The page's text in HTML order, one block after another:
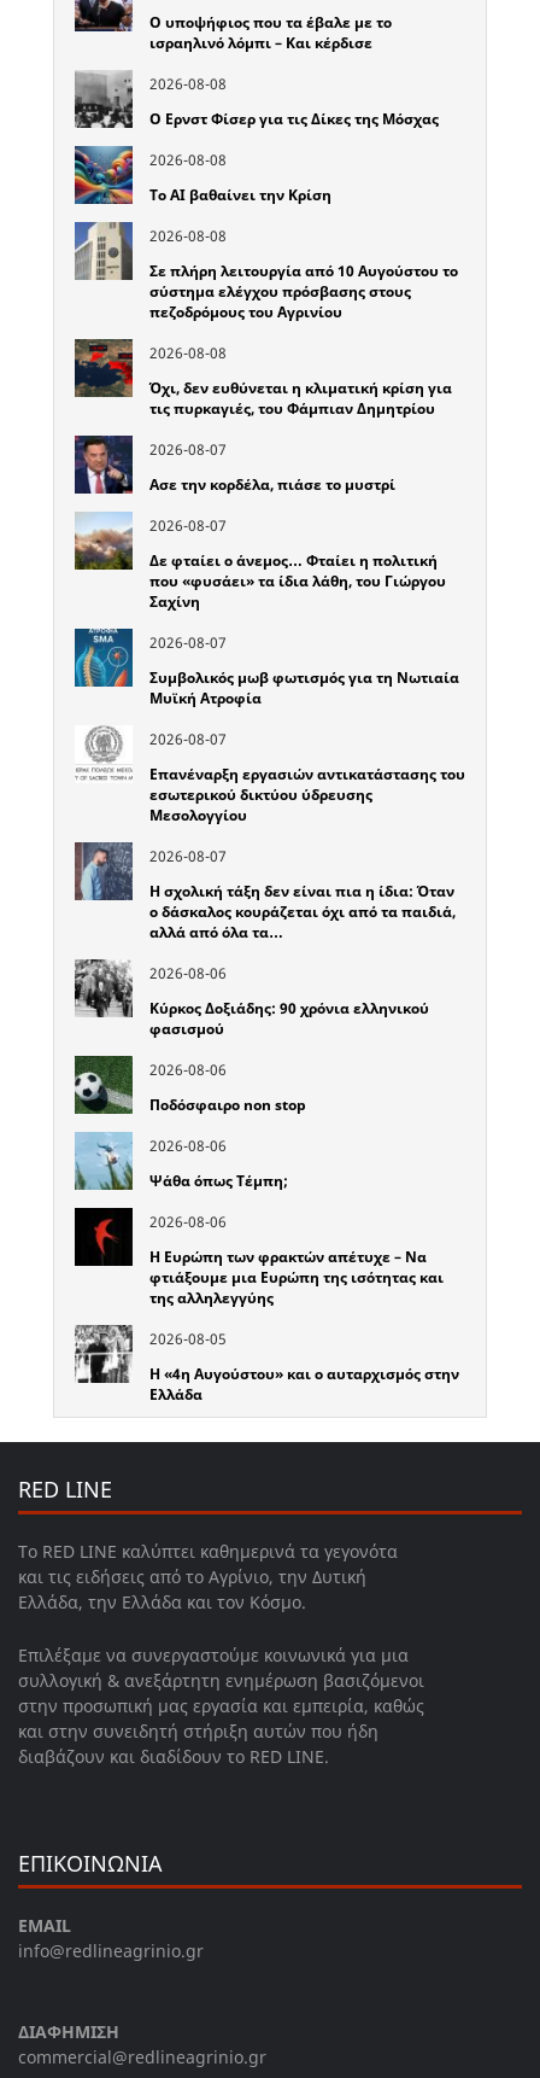
Ο υποψήφιος που τα έβαλε με το
ισραηλινό λόμπι – Και κέρδισε
2026-08-08
Ο Ερνστ Φίσερ για τις Δίκες της Μόσχας
2026-08-08
Το ΑΙ βαθαίνει την Κρίση
2026-08-08
Σε πλήρη λειτουργία από 10 Αυγούστου το
σύστημα ελέγχου πρόσβασης στους
πεζοδρόμους του Αγρινίου
2026-08-08
Όχι, δεν ευθύνεται η κλιματική κρίση για
τις πυρκαγιές, του Φάμπιαν Δημητρίου
2026-08-07
Ασε την κορδέλα, πιάσε το μυστρί
2026-08-07
Δε φταίει ο άνεμος… Φταίει η πολιτική
που «φυσάει» τα ίδια λάθη, του Γιώργου
Σαχίνη
2026-08-07
Συμβολικός μωβ φωτισμός για τη Νωτιαία
Μυϊκή Ατροφία
2026-08-07
Επανέναρξη εργασιών αντικατάστασης του
εσωτερικού δικτύου ύδρευσης
Μεσολογγίου
2026-08-07
Η σχολική τάξη δεν είναι πια η ίδια: Όταν
ο δάσκαλος κουράζεται όχι από τα παιδιά,
αλλά από όλα τα…
2026-08-06
Κύρκος Δοξιάδης: 90 χρόνια ελληνικού
φασισμού
2026-08-06
Ποδόσφαιρο non stop
2026-08-06
Ψάθα όπως Τέμπη;
2026-08-06
Η Ευρώπη των φρακτών απέτυχε – Να
φτιάξουμε μια Ευρώπη της ισότητας και
της αλληλεγγύης
2026-08-05
Η «4η Αυγούστου» και ο αυταρχισμός στην
Ελλάδα
RED LINE
Το RED LINE καλύπτει καθημερινά τα γεγονότα
και τις ειδήσεις από το Αγρίνιο, την Δυτική
Ελλάδα, την Ελλάδα και τον Κόσμο.
Επιλέξαμε να συνεργαστούμε κοινωνικά για μια
συλλογική & ανεξάρτητη ενημέρωση βασιζόμενοι
στην προσωπική μας εργασία και εμπειρία, καθώς
και στην συνειδητή στήριξη αυτών που ήδη
διαβάζουν και διαδίδουν το RED LINE.
ΕΠΙΚΟΙΝΩΝΙΑ
EMAIL
info@redlineagrinio.gr
ΔΙΑΦΗΜΙΣΗ
commercial@redlineagrinio.gr